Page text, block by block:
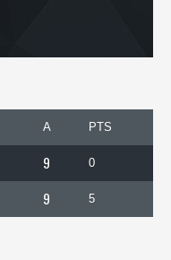
A PTS
9 0
9 5